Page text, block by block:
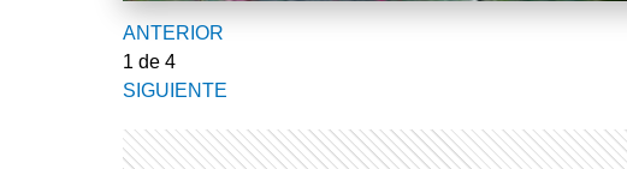
ANTERIOR
1 de 4
SIGUIENTE